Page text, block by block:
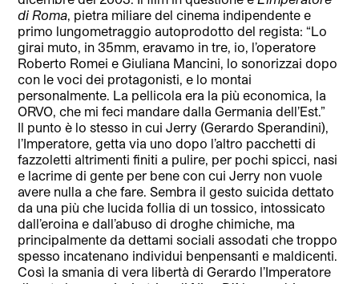
di Roma , pietra miliare del cinema indipendente e
primo lungometraggio autoprodotto del regista: “Lo
girai muto, in 35mm, eravamo in tre, io, l’operatore
Roberto Romei e Giuliana Mancini, lo sonorizzai dopo
con le voci dei protagonisti, e lo montai
personalmente. La pellicola era la più economica, la
ORVO, che mi feci mandare dalla Germania dell’Est.”
Il punto è lo stesso in cui Jerry (Gerardo Sperandini),
l’Imperatore, getta via uno dopo l’altro pacchetti di
fazzoletti altrimenti finiti a pulire, per pochi spicci, nasi
e lacrime di gente per bene con cui Jerry non vuole
avere nulla a che fare. Sembra il gesto suicida dettato
da una più che lucida follia di un tossico, intossicato
dall’eroina e dall’abuso di droghe chimiche, ma
principalmente da dettami sociali assodati che troppo
spesso incatenano individui benpensanti e maldicenti.
Così la smania di vera libertà di Gerardo l’Imperatore